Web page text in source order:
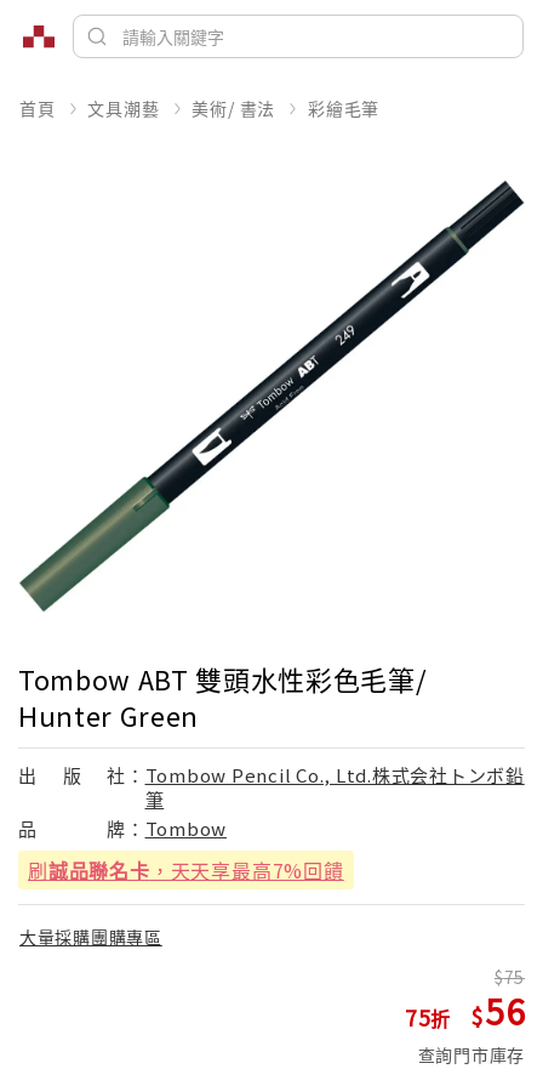
首頁 文具潮藝 美術/ 書法 彩繪毛筆
Tombow ABT 雙頭水性彩色毛筆/
Hunter Green
出 版 社： Tombow Pencil Co., Ltd.株式会社トンボ鉛
筆
品
牌： Tombow
刷誠品聯名卡 ，天天享最高7%回饋
大量採購團購專區
75
75
56
查詢門市庫存